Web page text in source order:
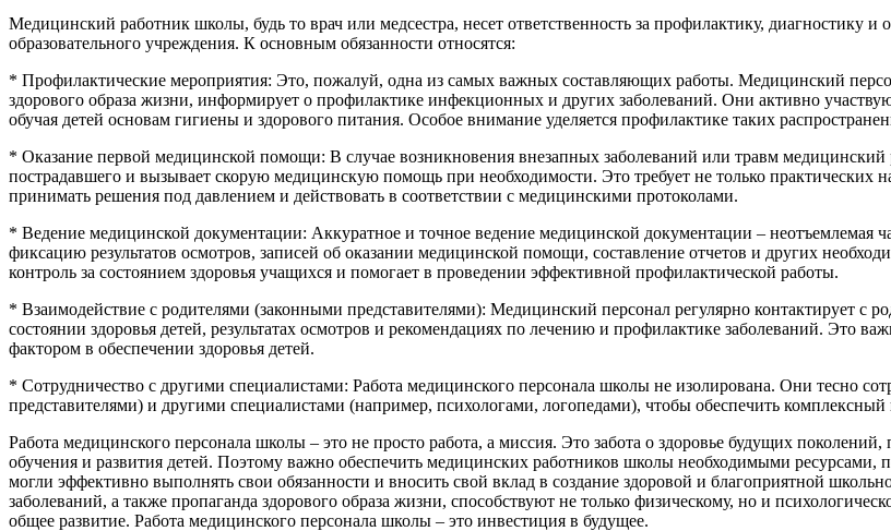
Медицинский работник школы, будь то врач или медсестра, несет ответственность за профилактику,
образовательного учреждения. К основным обязанности относятся:
* Профилактические мероприятия: Это, пожалуй, одна из самых важных составляющих работы. Медицинский
здорового образа жизни, информирует о профилактике инфекционных и других заболеваний. Они активно
обучая детей основам гигиены и здорового питания. Особое внимание уделяется профилактике таких
* Оказание первой медицинской помощи: В случае возникновения внезапных заболеваний или травм
пострадавшего и вызывает скорую медицинскую помощь при необходимости. Это требует не только
принимать решения под давлением и действовать в соответствии с медицинскими протоколами.
* Ведение медицинской документации: Аккуратное и точное ведение медицинской документации – неотъемлемая
фиксацию результатов осмотров, записей об оказании медицинской помощи, составление отчетов и других
контроль за состоянием здоровья учащихся и помогает в проведении эффективной профилактической работы.
* Взаимодействие с родителями (законными представителями): Медицинский персонал регулярно контактирует с
состоянии здоровья детей, результатах осмотров и рекомендациях по лечению и профилактике заболеваний. Это
фактором в обеспечении здоровья детей.
* Сотрудничество с другими специалистами: Работа медицинского персонала школы не изолирована. Они тесно
представителями) и другими специалистами (например, психологами, логопедами), чтобы обеспечить
Работа медицинского персонала школы – это не просто работа, а миссия. Это забота о здоровье будущих
обучения и развития детей. Поэтому важно обеспечить медицинских работников школы необходимыми
могли эффективно выполнять свои обязанности и вносить свой вклад в создание здоровой и благоприятной
заболеваний, а также пропаганда здорового образа жизни, способствуют не только физическому, но и
общее развитие. Работа медицинского персонала школы – это инвестиция в будущее.